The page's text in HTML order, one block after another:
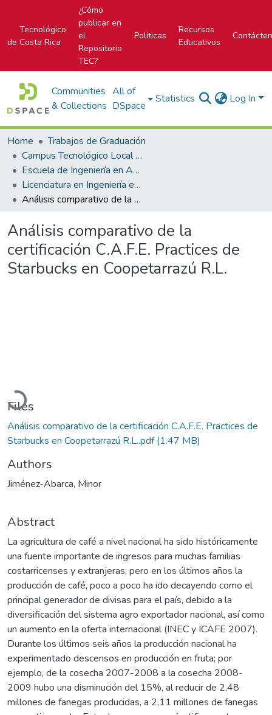
Tecnológico
de Costa Rica
¿Cómo
publicar en
el
Repositorio
TEC?
Políticas
Recursos
Educativos
Communities
& Collections
All of
DSpace
Statistics Log In
Home
Trabajos de Graduación
Campus Tecnológico Local San Carlos
Escuela de Ingeniería en Agronomía
Licenciatura en Ingeniería en Agronomía
Análisis comparativo de la certificación C.A.F.E. Practices de Starbucks en Coopetarrazú R.L.
Análisis comparativo de la
certificación C.A.F.E. Practices de
Starbucks en Coopetarrazú R.L.
Loading...
Files
Análisis comparativo de la certificación C.A.F.E. Practices de
Starbucks en Coopetarrazú R.L..pdf(1.47 MB)
Authors
Jiménez-Abarca, Minor
Abstract
La agricultura de café a nivel nacional ha sido históricamente
una fuente importante de ingresos para muchas familias
costarricenses y extranjeras; pero en los últimos años la
producción de café, poco a poco ha ido decayendo como el
principal generador de divisas para el país, debido a la
diversificación del sistema agro exportador nacional, así como
un aumento en la oferta internacional (INEC y ICAFE 2007).
Durante los últimos seis años la producción nacional ha
experimentado descensos en producción en fruta; por
ejemplo, de la cosecha 2007-2008 a la cosecha 2008-
2009 hubo una disminución del 15%, al reducir de 2,48
millones de fanegas producidas, a 2,11 millones de fanegas